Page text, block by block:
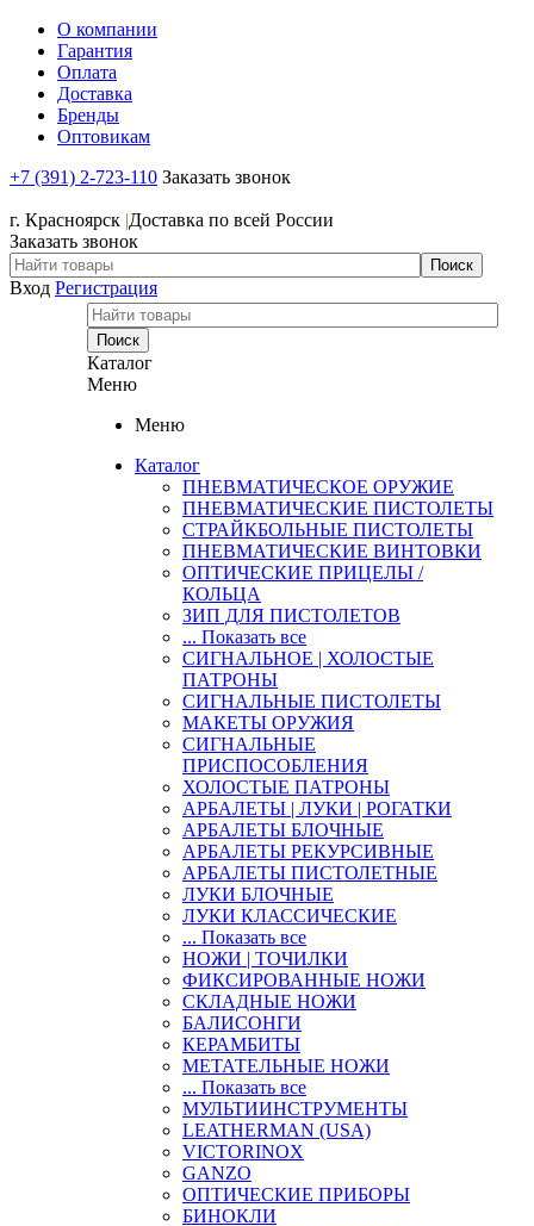
О компании
Гарантия
Оплата
Доставка
Бренды
Оптовикам
+7 (391) 2-723-110 Заказать звонок
г. Красноярск |Доставка по всей России
Заказать звонок
Вход Регистрация
Каталог
Меню
Меню
Каталог
ПНЕВМАТИЧЕСКОЕ ОРУЖИЕ
ПНЕВМАТИЧЕСКИЕ ПИСТОЛЕТЫ
СТРАЙКБОЛЬНЫЕ ПИСТОЛЕТЫ
ПНЕВМАТИЧЕСКИЕ ВИНТОВКИ
ОПТИЧЕСКИЕ ПРИЦЕЛЫ /
КОЛЬЦА
ЗИП ДЛЯ ПИСТОЛЕТОВ
... Показать все
СИГНАЛЬНОЕ | ХОЛОСТЫЕ
ПАТРОНЫ
СИГНАЛЬНЫЕ ПИСТОЛЕТЫ
МАКЕТЫ ОРУЖИЯ
СИГНАЛЬНЫЕ
ПРИСПОСОБЛЕНИЯ
ХОЛОСТЫЕ ПАТРОНЫ
АРБАЛЕТЫ | ЛУКИ | РОГАТКИ
АРБАЛЕТЫ БЛОЧНЫЕ
АРБАЛЕТЫ РЕКУРСИВНЫЕ
АРБАЛЕТЫ ПИСТОЛЕТНЫЕ
ЛУКИ БЛОЧНЫЕ
ЛУКИ КЛАССИЧЕСКИЕ
... Показать все
НОЖИ | ТОЧИЛКИ
ФИКСИРОВАННЫЕ НОЖИ
СКЛАДНЫЕ НОЖИ
БАЛИСОНГИ
КЕРАМБИТЫ
МЕТАТЕЛЬНЫЕ НОЖИ
... Показать все
МУЛЬТИИНСТРУМЕНТЫ
LEATHERMAN (USA)
VICTORINOX
GANZO
ОПТИЧЕСКИЕ ПРИБОРЫ
БИНОКЛИ